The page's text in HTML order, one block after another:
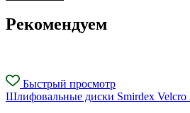
Рекомендуем
Быстрый просмотр
Шлифовальные диски Smirdex Velcro